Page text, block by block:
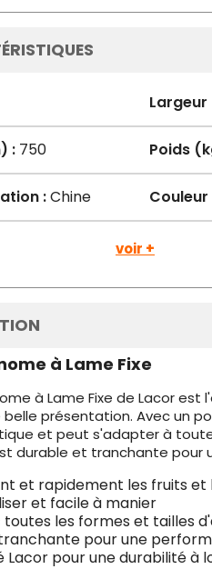
: 750 Poids
:Chine Couleur
voir +
à Lame Fixe
à Lame Fixe de Lacor
présentation. Avec un
et peut s'adapter à
durable et tranchante pour
et rapidement les fruits et
et facile à manier
les formes et tailles
pour une
Lacor pour une durabilité à